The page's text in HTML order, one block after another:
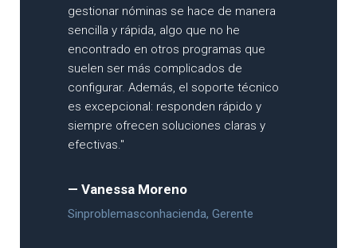
y seguros sociales de nuestros clientes
de forma ágil. La facilidad de traspaso
de información entre TeamSystem
Nominasol y otros programas de
Software DELSOL nos permite trabajar
sin interrupciones y reducir al mínimo los
errores. Su soporte técnico es
excelente y siempre está disponible
— Elena Marcelino